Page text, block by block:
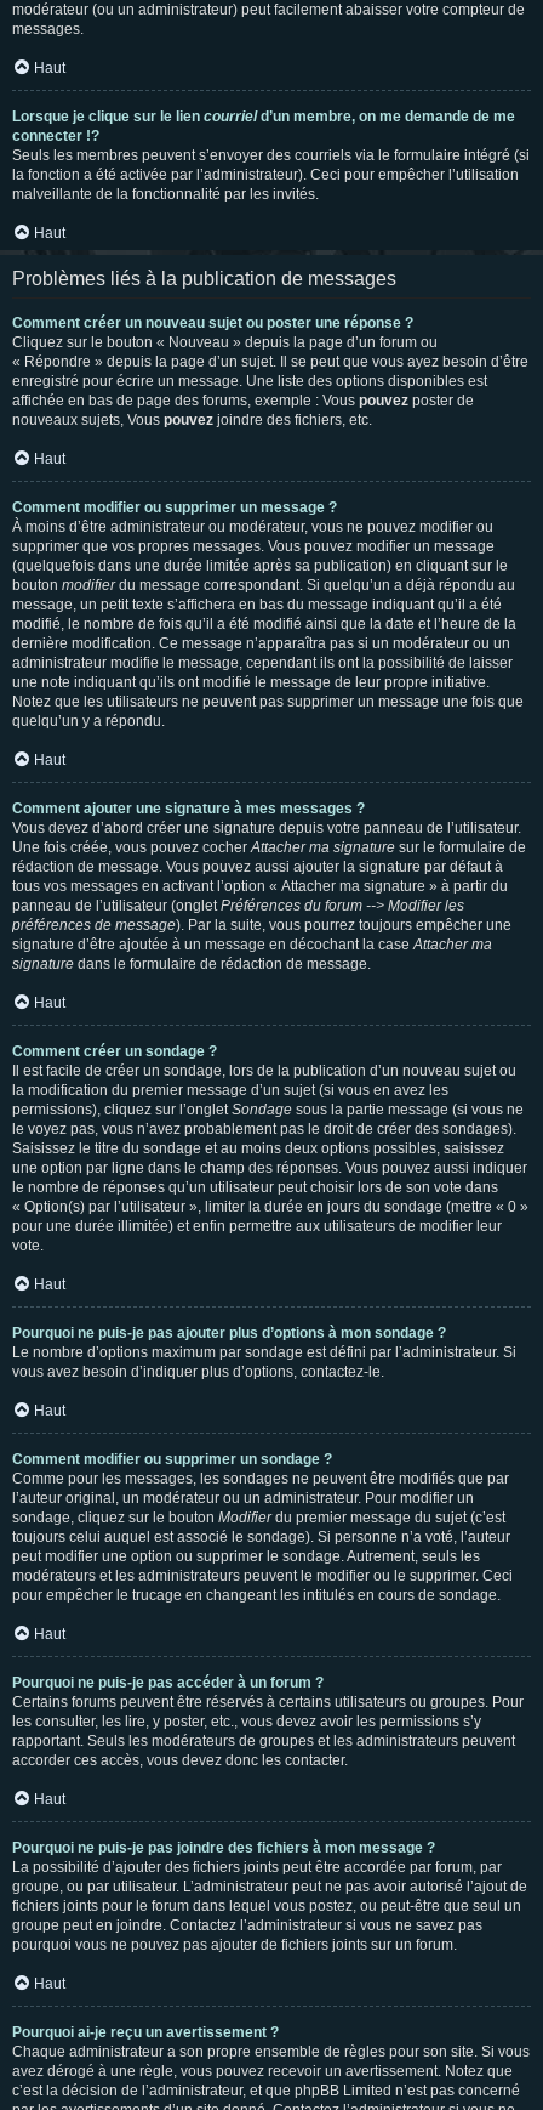
modérateur (ou un administrateur) peut facilement abaisser votre compteur de
messages.
Haut
Lorsque je clique sur le lien courrield’un membre, on me demande de me
connecter !?
Seuls les membres peuvent s’envoyer des courriels via le formulaire intégré (si
la fonction a été activée par l’administrateur). Ceci pour empêcher l’utilisation
malveillante de la fonctionnalité par les invités.
Haut
Problèmes liés à la publication de messages
Comment créer un nouveau sujet ou poster une réponse ?
Cliquez sur le bouton « Nouveau » depuis la page d’un forum ou
« Répondre » depuis la page d’un sujet. Il se peut que vous ayez besoin d’être
enregistré pour écrire un message. Une liste des options disponibles est
affichée en bas de page des forums, exemple : Vous pouvez poster de
nouveaux sujets, Vous pouvez joindre des fichiers, etc.
Haut
Comment modifier ou supprimer un message ?
À moins d’être administrateur ou modérateur, vous ne pouvez modifier ou
supprimer que vos propres messages. Vous pouvez modifier un message
(quelquefois dans une durée limitée après sa publication) en cliquant sur le
bouton modifierdu message correspondant. Si quelqu’un a déjà répondu au
message, un petit texte s’affichera en bas du message indiquant qu’il a été
modifié, le nombre de fois qu’il a été modifié ainsi que la date et l’heure de la
dernière modification. Ce message n’apparaîtra pas si un modérateur ou un
administrateur modifie le message, cependant ils ont la possibilité de laisser
une note indiquant qu’ils ont modifié le message de leur propre initiative.
Notez que les utilisateurs ne peuvent pas supprimer un message une fois que
quelqu’un y a répondu.
Haut
Comment ajouter une signature à mes messages ?
Vous devez d’abord créer une signature depuis votre panneau de l’utilisateur.
Une fois créée, vous pouvez cocherAttacher ma signature sur le formulaire de
rédaction de message. Vous pouvez aussi ajouter la signature par défaut à
tous vos messages en activant l’option « Attacher ma signature » à partir du
panneau de l’utilisateur (ongletPréférences du forum --> Modifier les
préférences de message). Par la suite, vous pourrez toujours empêcher une
signature d’être ajoutée à un message en décochant la caseAttacher ma
signature dans le formulaire de rédaction de message.
Haut
Comment créer un sondage ?
Il est facile de créer un sondage, lors de la publication d’un nouveau sujet ou
la modification du premier message d’un sujet (si vous en avez les
permissions), cliquez sur l’ongletSondage sous la partie message (si vous ne
le voyez pas, vous n’avez probablement pas le droit de créer des sondages).
Saisissez le titre du sondage et au moins deux options possibles, saisissez
une option par ligne dans le champ des réponses. Vous pouvez aussi indiquer
le nombre de réponses qu’un utilisateur peut choisir lors de son vote dans
« Option(s) par l’utilisateur », limiter la durée en jours du sondage (mettre « 0 »
pour une durée illimitée) et enfin permettre aux utilisateurs de modifier leur
vote.
Haut
Pourquoi ne puis-je pas ajouter plus d’options à mon sondage ?
Le nombre d’options maximum par sondage est défini par l’administrateur. Si
vous avez besoin d’indiquer plus d’options, contactez-le.
Haut
Comment modifier ou supprimer un sondage ?
Comme pour les messages, les sondages ne peuvent être modifiés que par
l’auteur original, un modérateur ou un administrateur. Pour modifier un
sondage, cliquez sur le bouton Modifierdu premier message du sujet (c’est
toujours celui auquel est associé le sondage). Si personne n’a voté, l’auteur
peut modifier une option ou supprimer le sondage. Autrement, seuls les
modérateurs et les administrateurs peuvent le modifier ou le supprimer. Ceci
pour empêcher le trucage en changeant les intitulés en cours de sondage.
Haut
Pourquoi ne puis-je pas accéder à un forum ?
Certains forums peuvent être réservés à certains utilisateurs ou groupes. Pour
les consulter, les lire, y poster, etc., vous devez avoir les permissions s’y
rapportant. Seuls les modérateurs de groupes et les administrateurs peuvent
accorder ces accès, vous devez donc les contacter.
Haut
Pourquoi ne puis-je pas joindre des fichiers à mon message ?
La possibilité d’ajouter des fichiers joints peut être accordée par forum, par
groupe, ou par utilisateur. L’administrateur peut ne pas avoir autorisé l’ajout de
fichiers joints pour le forum dans lequel vous postez, ou peut-être que seul un
groupe peut en joindre. Contactez l’administrateur si vous ne savez pas
pourquoi vous ne pouvez pas ajouter de fichiers joints sur un forum.
Haut
Pourquoi ai-je reçu un avertissement ?
Chaque administrateur a son propre ensemble de règles pour son site. Si vous
avez dérogé à une règle, vous pouvez recevoir un avertissement. Notez que
c’est la décision de l’administrateur, et que phpBB Limited n’est pas concerné